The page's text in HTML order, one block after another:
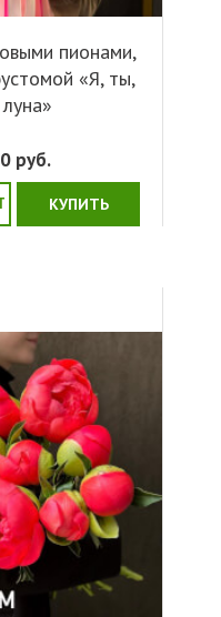
пионами,
«Я, ты,
руб.
КУПИТЬ